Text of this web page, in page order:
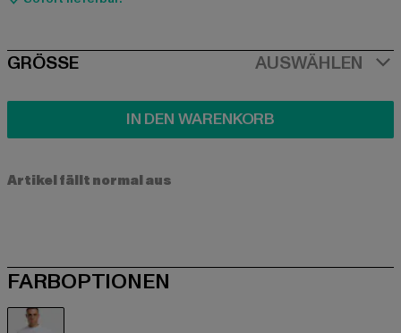
SIZE
GRÖSSE AUSWÄHLEN
IN DEN WARENKORB
Artikel fällt normal aus
FARBOPTIONEN